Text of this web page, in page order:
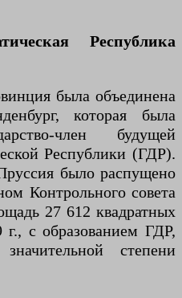
Республика
была объединена
которая была
член будущей
Республики (ГДР).
было распущено
Контрольного совета
27 612 квадратных
с образованием ГДР,
степени